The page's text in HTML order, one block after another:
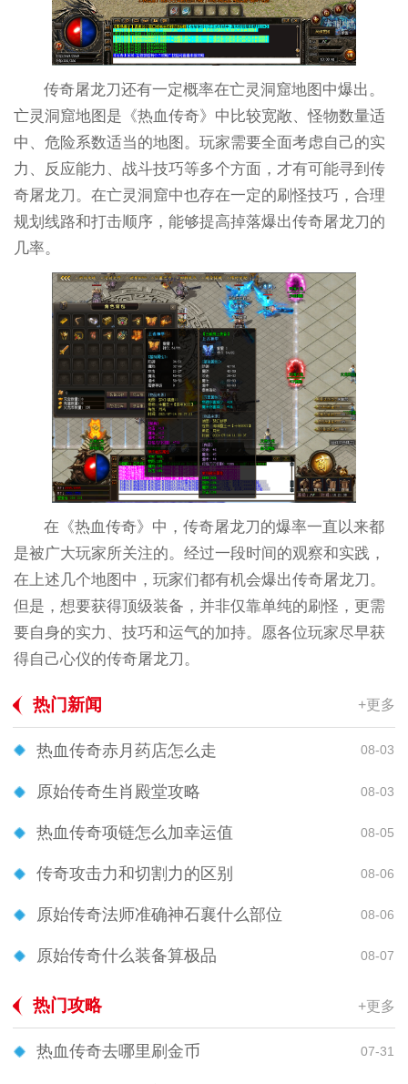
传奇屠龙刀还有一定概率在亡灵洞窟地图中爆出。
亡灵洞窟地图是《热血传奇》中比较宽敞、怪物数量适
中、危险系数适当的地图。玩家需要全面考虑自己的实
力、反应能力、战斗技巧等多个方面，才有可能寻到传
奇屠龙刀。在亡灵洞窟中也存在一定的刷怪技巧，合理
规划线路和打击顺序，能够提高掉落爆出传奇屠龙刀的
几率。
在《热血传奇》中，传奇屠龙刀的爆率一直以来都
是被广大玩家所关注的。经过一段时间的观察和实践，
在上述几个地图中，玩家们都有机会爆出传奇屠龙刀。
但是，想要获得顶级装备，并非仅靠单纯的刷怪，更需
要自身的实力、技巧和运气的加持。愿各位玩家尽早获
得自己心仪的传奇屠龙刀。
热门新闻 +更多
热血传奇赤月药店怎么走 08-03
原始传奇生肖殿堂攻略 08-03
热血传奇项链怎么加幸运值 08-05
传奇攻击力和切割力的区别 08-06
原始传奇法师准确神石襄什么部位 08-06
原始传奇什么装备算极品 08-07
热门攻略 +更多
热血传奇去哪里刷金币 07-31